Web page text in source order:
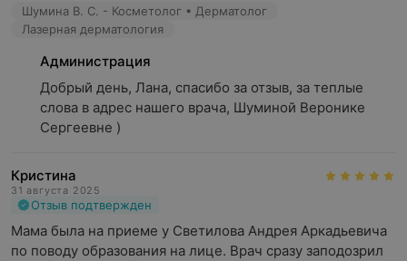
Шумина В. С. - Косметолог • Дерматолог
Лазерная дерматология
Администрация
Добрый день, Лана, спасибо за отзыв, за теплые
слова в адрес нашего врача, Шуминой Веронике
Сергеевне )
Кристина
31 августа 2025
Отзыв подтвержден
Мама была на приеме у Светилова Андрея Аркадьевича
по поводу образования на лице. Врач сразу заподозрил